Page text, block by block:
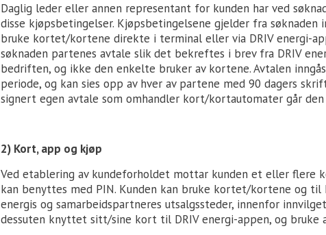
Daglig leder eller annen representant for kunden har ved
disse kjøpsbetingelser. Kjøpsbetingelsene gjelder fra søknaden
bruke kortet/kortene direkte i terminal eller via DRIV energi-
søknaden partenes avtale slik det bekreftes i brev fra DRIV
bedriften, og ikke den enkelte bruker av kortene. Avtalen
periode, og kan sies opp av hver av partene med 90 dagers
signert egen avtale som omhandler kort/kortautomater går
2) Kort, app og kjøp
Ved etablering av kundeforholdet mottar kunden et eller flere
kan benyttes med PIN. Kunden kan bruke kortet/kortene og til
energis og samarbeidspartneres utsalgssteder, innenfor
dessuten knyttet sitt/sine kort til DRIV energi-appen, og bruke